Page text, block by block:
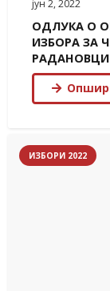
јун 2, 2022
ОДЛУКА О
ИЗБОРА ЗА
РАДАНОВЦИ
ИЗБОРИ 2022